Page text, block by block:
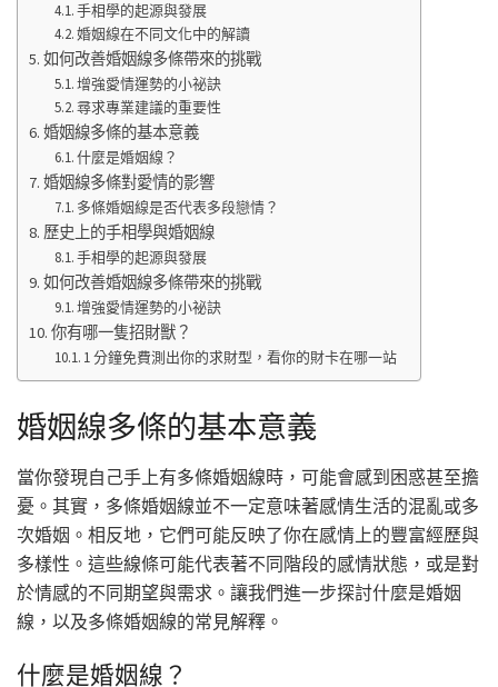
手相學的起源與發展
婚姻線在不同文化中的解讀
如何改善婚姻線多條帶來的挑戰
增強愛情運勢的小祕訣
尋求專業建議的重要性
婚姻線多條的基本意義
什麼是婚姻線？
婚姻線多條對愛情的影響
多條婚姻線是否代表多段戀情？
歷史上的手相學與婚姻線
手相學的起源與發展
如何改善婚姻線多條帶來的挑戰
增強愛情運勢的小祕訣
你有哪一隻招財獸？
1 分鐘免費測出你的求財型，看你的財卡在哪一站
婚姻線多條的基本意義
當你發現自己手上有多條婚姻線時，可能會感到困惑甚至擔
憂。其實，多條婚姻線並不一定意味著感情生活的混亂或多
次婚姻。相反地，它們可能反映了你在感情上的豐富經歷與
多樣性。這些線條可能代表著不同階段的感情狀態，或是對
於情感的不同期望與需求。讓我們進一步探討什麼是婚姻
線，以及多條婚姻線的常見解釋。
什麼是婚姻線？